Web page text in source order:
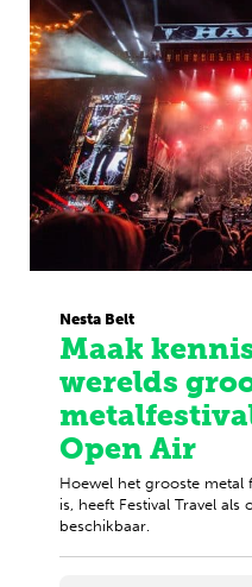
Nesta Belt
Maak kennis
werelds
Open Air
Hoewel het grooste metal
is, heeft Festival Travel
beschikbaar.